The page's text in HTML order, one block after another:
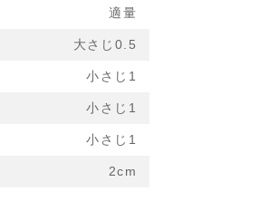
適量
大さじ0.5
小さじ1
小さじ1
小さじ1
2cm